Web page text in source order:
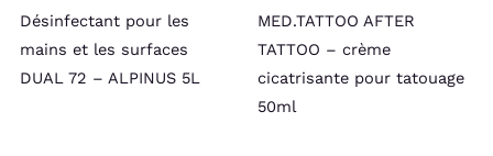
Désinfectant pour les
mains et les surfaces
DUAL 72 – ALPINUS 5L
MED.TATTOO AFTER
TATTOO – crème
cicatrisante pour tatouage
50ml